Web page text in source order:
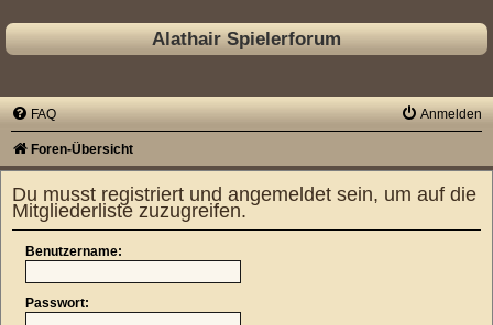
Alathair Spielerforum
FAQ Anmelden
Foren-Übersicht
Du musst registriert und angemeldet sein, um auf die
Mitgliederliste zuzugreifen.
Benutzername:
Passwort: